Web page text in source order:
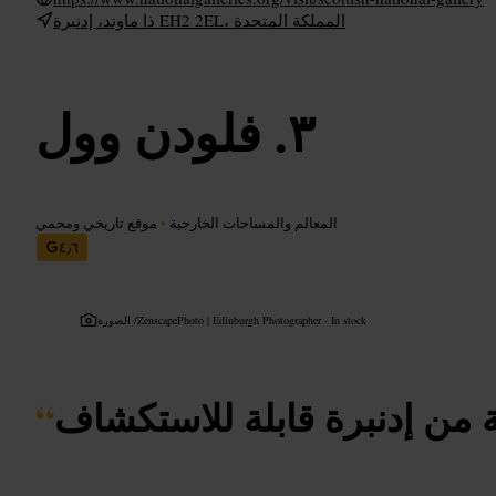
ذا ماوند، إدنبرة EH2 2EL، المملكة المتحدة
فلودن وول
المعالم والمساحات الخارجية • موقع تاريخي ومحمي
٤٫٦
الصورة /ZenscapePhoto | Edinburgh Photographer · In stock
“من إدنبرة قابلة للاستكشاف